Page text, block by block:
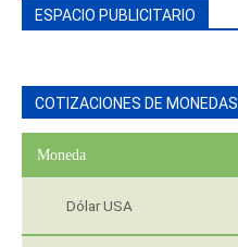
ESPACIO PUBLICITARIO
COTIZACIONES DE MONEDAS
Moneda
Dólar USA